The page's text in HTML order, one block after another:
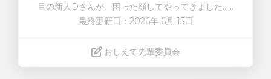
目の新人Dさんが、困った顔してやってきました……
最終更新日：2026年 6月 15日
おしえて先輩委員会